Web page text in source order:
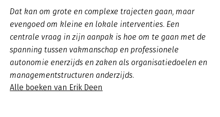
Dat kan om grote en complexe trajecten gaan, maar
evengoed om kleine en lokale interventies. Een
centrale vraag in zijn aanpak is hoe om te gaan met de
spanning tussen vakmanschap en professionele
autonomie enerzijds en zaken als organisatiedoelen en
managementstructuren anderzijds.
Alle boeken van Erik Deen